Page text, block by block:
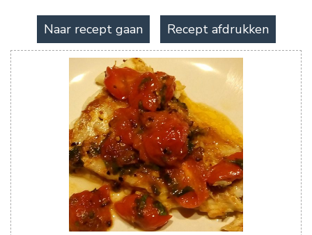
Naar recept gaan Recept afdrukken